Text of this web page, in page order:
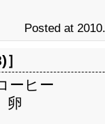
Posted at
］
ーヒー
卵